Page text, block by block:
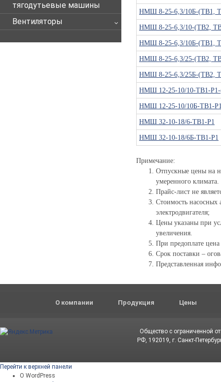
тягодутьевые машины
Вентиляторы
НМШ 8-25-6,3/10Б-(ТВ1,
НМШ 8-25-6,3/10-(ТВ2,
НМШ 8-25-6,3/10Б-(ТВ1,
НМШ 8-25-6,3/25-(ТВ2,
НМШ 8-25-6,3/25Б-(ТВ2,
НМШ 12-25-10/10-ТВ1-
НМШ 12-25-10/10Б-ТВ1-
НМШ 32-10-18/6-ТВ1-Р1
НМШ 32-10-18/6Б-ТВ1-Р1
Примечание:
Отпускные цены на
умеренного
Прайс-лист не
Стоимость насосных
электродвигателя;
Цены указаны при
увеличения.
При предоплате
Срок поставки –
Представленная
О компании Продукция Цены
Общество с ограниченной
РФ, 192019, г. Санкт-
Перейти к верхней панели
О WordPress